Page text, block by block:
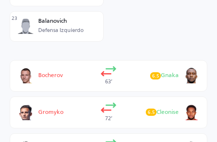
23 Balanovich
Defensa Izquierdo
Bocherov
63’
Gnaka
6.5
Gromyko
72’
Cleonise
6.5